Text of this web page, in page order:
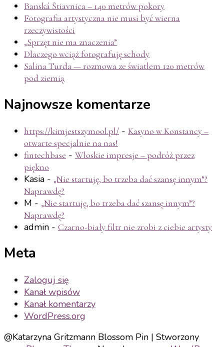
Banská Štiavnica – 140 metrów pokory
Fotografia artystyczna nie musi być wierna
rzeczywistości
„Sprzęt nie ma znaczenia”
Dlaczego wciąż fotografuję schody
Salina Turda — rozmowa ze światłem 120 metrów
pod ziemią
Najnowsze komentarze
https://kimjestszymool.pl/ - Kasyno w Konstancy –
otwarte specjalnie na nas!
fintechbase - Włoskie impresje – podróż przez
piękno
Kasia - „Nie startuję, bo trzeba dać szansę innym”?
Naprawdę?
M - „Nie startuję, bo trzeba dać szansę innym”?
Naprawdę?
admin - Czarno-biały filtr nie zrobi z ciebie artysty
Meta
Zaloguj się
Kanał wpisów
Kanał komentarzy
WordPress.org
@Katarzyna Gritzmann Blossom Pin | Stworzony